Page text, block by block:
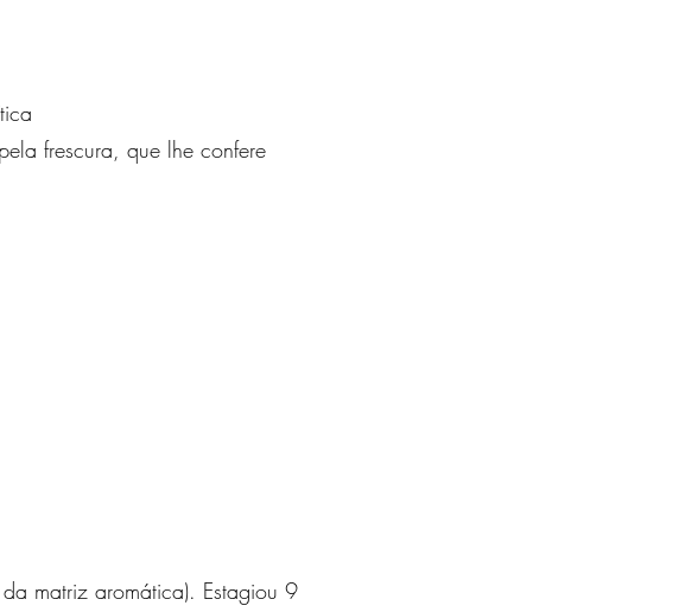
frescura, que lhe confere
matriz aromática). Estagiou 9